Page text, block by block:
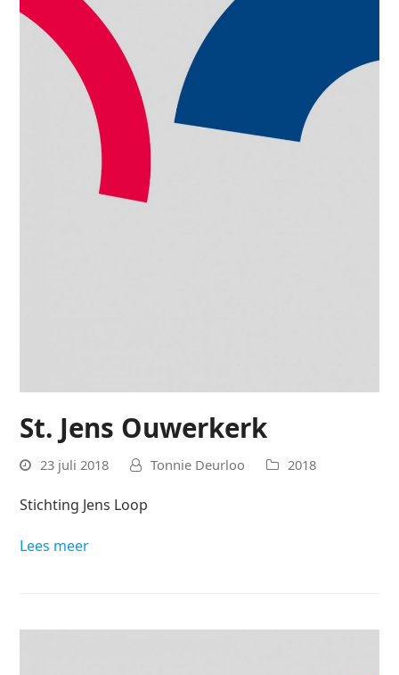
St. Jens Ouwerkerk
23 juli 2018 Tonnie Deurloo 2018
Stichting Jens Loop
Lees meer